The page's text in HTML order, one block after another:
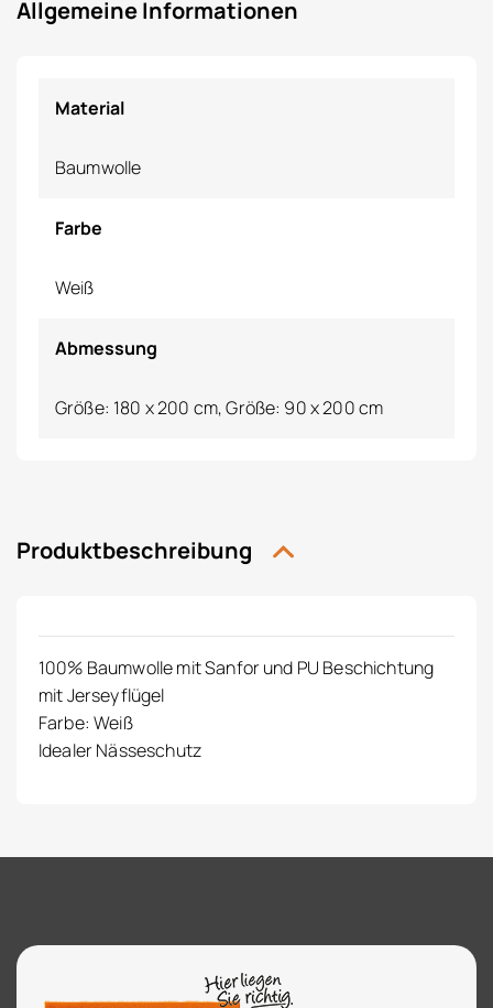
Allgemeine Informationen
Material
Baumwolle
Farbe
Weiß
Abmessung
Größe: 180 x 200 cm, Größe: 90 x 200 cm
Produktbeschreibung
100% Baumwolle mit Sanfor und PU Beschichtung
mit Jerseyflügel
Farbe: Weiß
Idealer Nässeschutz